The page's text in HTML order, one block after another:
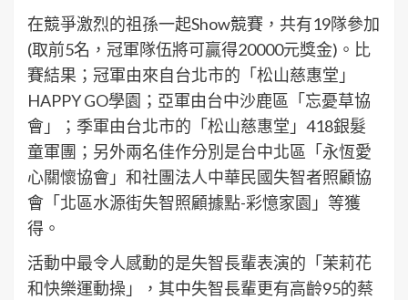
在競爭激烈的祖孫一起Show競賽，共有19隊參加
(取前5名，冠軍隊伍將可贏得20000元獎金)。比
賽結果；冠軍由來自台北市的「松山慈惠堂」
HAPPY GO學園；亞軍由台中沙鹿區「忘憂草協
會」；季軍由台北市的「松山慈惠堂」418銀髮
童軍團；另外兩名佳作分別是台中北區「永恆愛
心關懷協會」和社團法人中華民國失智者照顧協
會「北區水源街失智照顧據點-彩憶家園」等獲
得。
活動中最令人感動的是失智長輩表演的「茉莉花
和快樂運動操」，其中失智長輩更有高齡95的蔡